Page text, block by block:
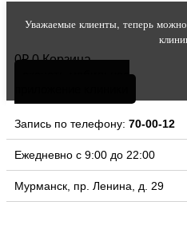
Уважаемые клиенты, теперь
0₽ 0 Корзина
Запись по телефону: 70-00-12
Ежедневно с 9:00 до 22:00
Мурманск, пр. Ленина, д. 29